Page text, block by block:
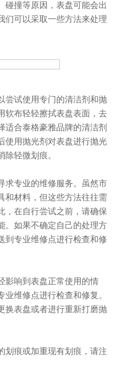
碰撞等原因，表盘可能会出
们可以采取一些方法来处理
试使用专门的清洁剂和抛
软布轻轻擦拭表盘表面，去
适合泰格豪雅品牌的清洁剂
使用抛光剂对表盘进行抛光
轻微划痕。
专业的维修服务。虽然市
和材料，但这些方法往往需
，在自行尝试之前，请确保
。如果不确定自己的处理方
到专业维修点进行检查和修
响到表盘正常使用的情
维修点进行检查和修复。
换表盘或者进行重新打磨抛
痕或加重现有划痕，请注